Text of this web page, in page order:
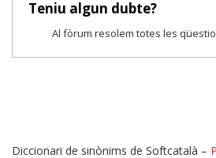
Teniu algun dubte?
Al fòrum resolem totes les
Diccionari de sinònims de Softcatalà –